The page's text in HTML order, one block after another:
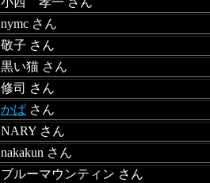
nymc さん
敬子 さん
黒い猫 さん
修司 さん
かぱ さん
NARY さん
nakakun さん
ブルーマウンティン さん